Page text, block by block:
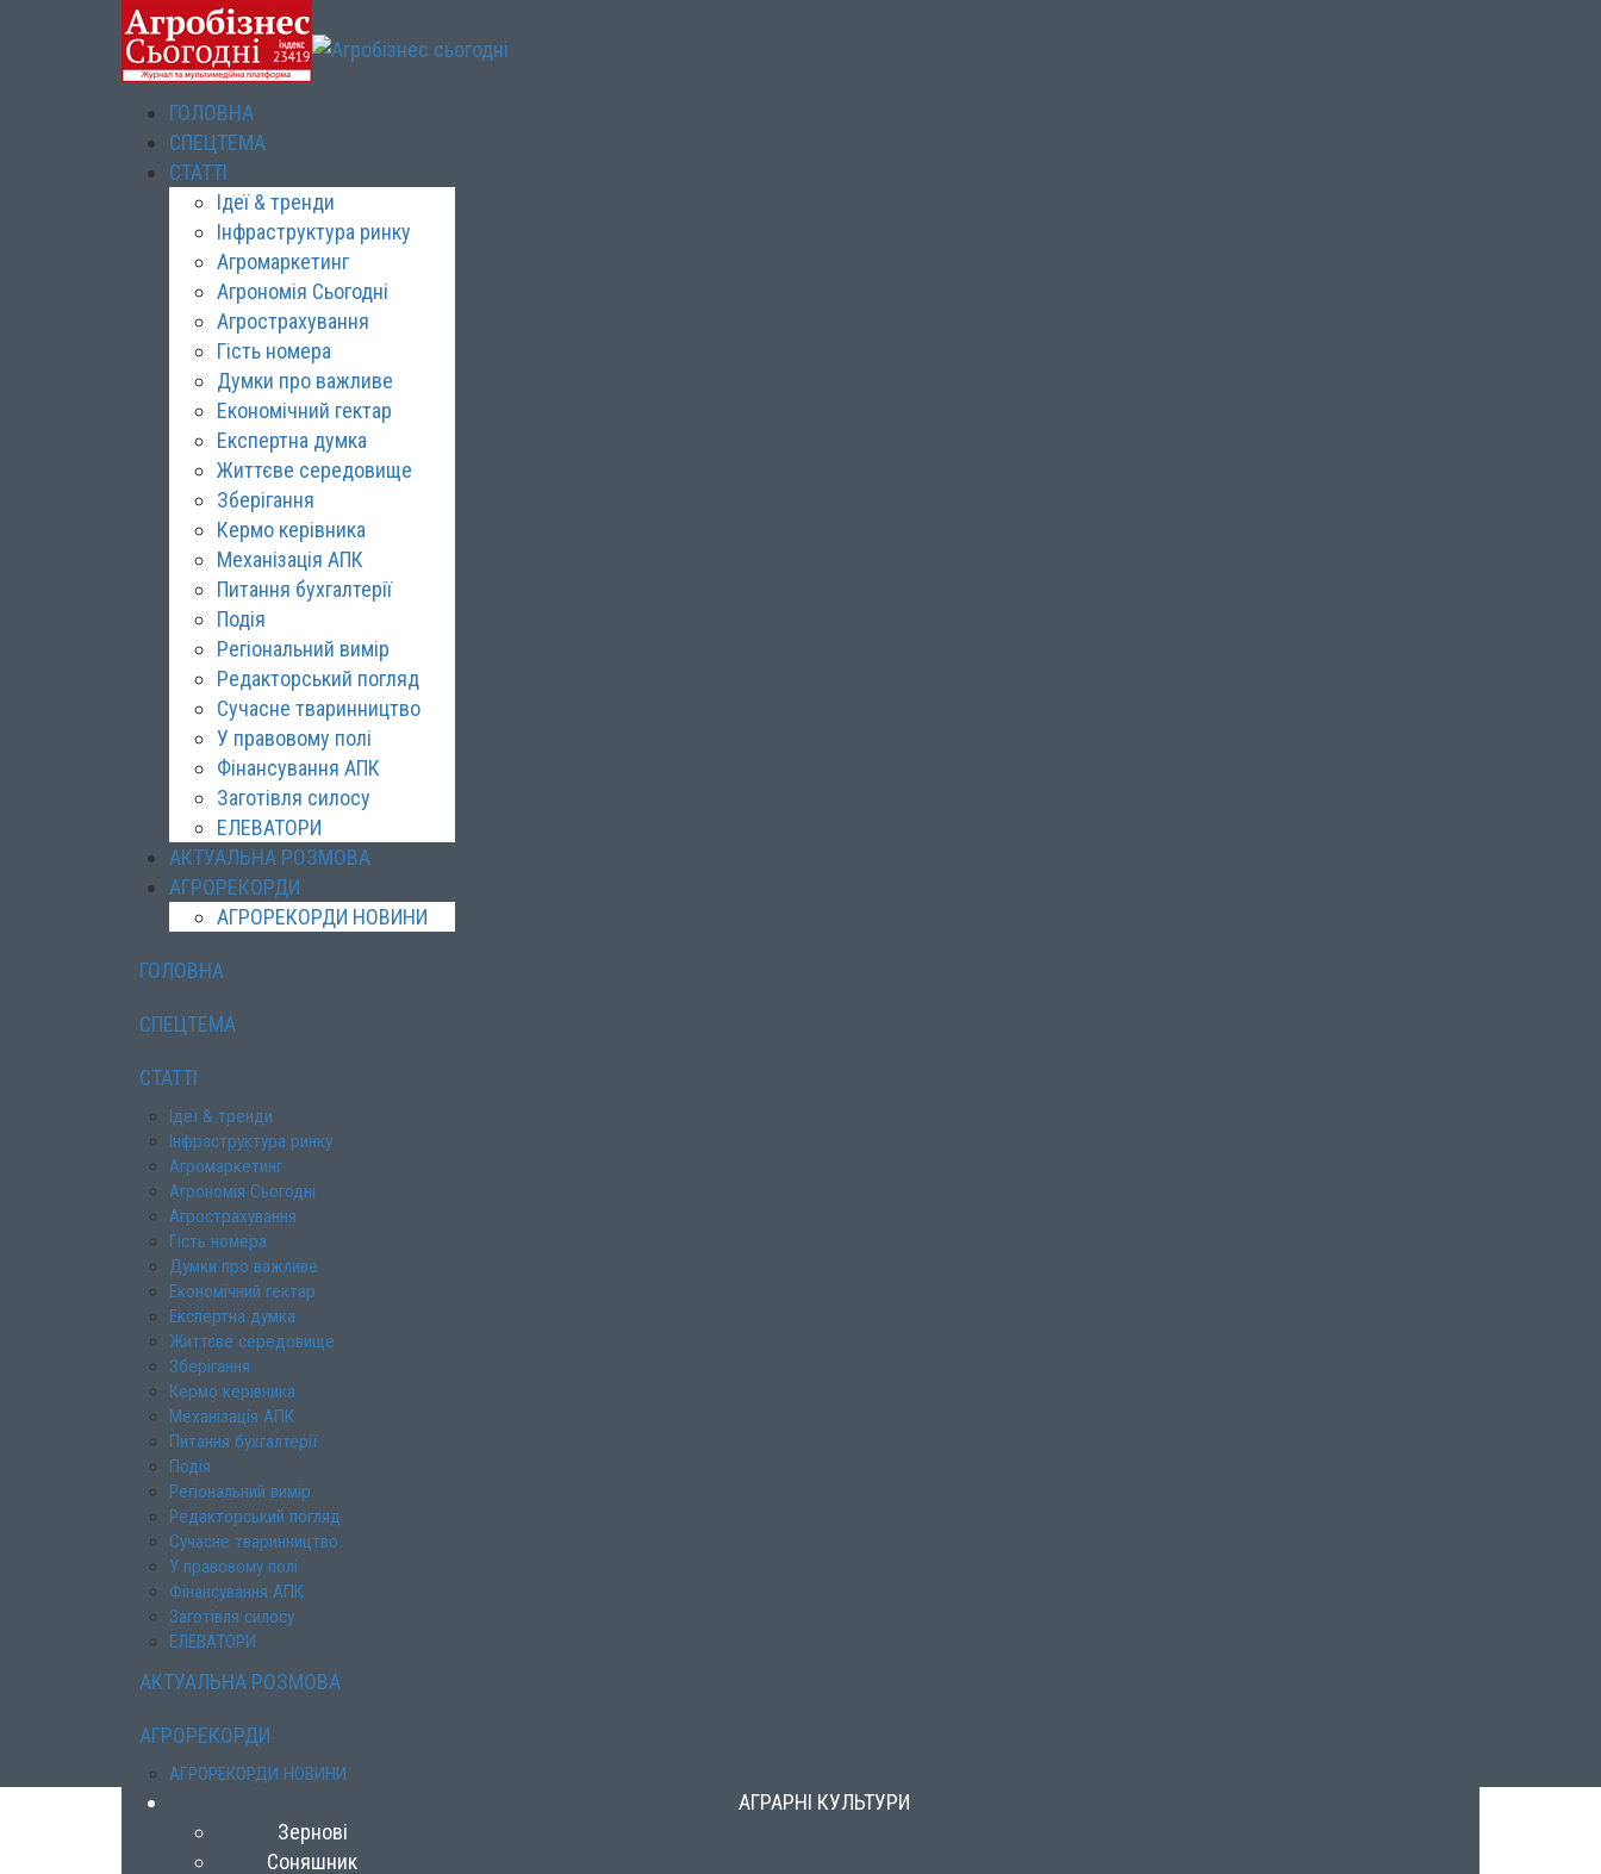
ГОЛОВНА
СПЕЦТЕМА
СТАТТІ
Ідеї & тренди
Інфраструктура ринку
Агромаркетинг
Агрономія Сьогодні
Агрострахування
Гість номера
Думки про важливе
Економічний гектар
Експертна думка
Життєве середовище
Зберігання
Кермо керівника
Механізація АПК
Питання бухгалтерії
Подія
Регіональний вимір
Редакторський погляд
Сучасне тваринництво
У правовому полі
Фінансування АПК
Заготівля силосу
ЕЛЕВАТОРИ
АКТУАЛЬНА РОЗМОВА
АГРОРЕКОРДИ
АГРОРЕКОРДИ НОВИНИ
ГОЛОВНА
СПЕЦТЕМА
СТАТТІ
Ідеї & тренди
Інфраструктура ринку
Агромаркетинг
Агрономія Сьогодні
Агрострахування
Гість номера
Думки про важливе
Економічний гектар
Експертна думка
Життєве середовище
Зберігання
Кермо керівника
Механізація АПК
Питання бухгалтерії
Подія
Регіональний вимір
Редакторський погляд
Сучасне тваринництво
У правовому полі
Фінансування АПК
Заготівля силосу
ЕЛЕВАТОРИ
АКТУАЛЬНА РОЗМОВА
АГРОРЕКОРДИ
АГРОРЕКОРДИ НОВИНИ
АГРАРНІ КУЛЬТУРИ
Зернові
Соняшник